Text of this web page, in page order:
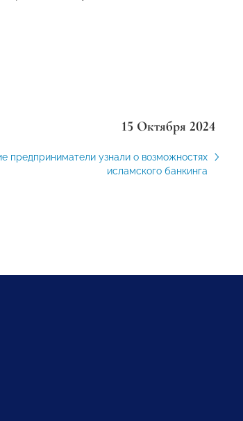
15 Октября 2024
предприниматели узнали о возможностях
исламского банкинга